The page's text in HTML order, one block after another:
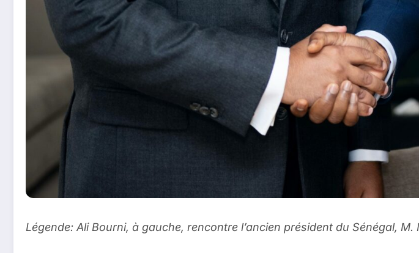
Légende: Ali Bourni, à gauche, rencontre l’ancien président du Sénégal,